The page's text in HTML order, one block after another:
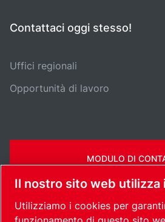
Contattaci oggi stesso!
Uffici regionali
Opportunità di lavoro
MODULO DI
Il nostro sito web utilizza
Utilizziamo i cookies per